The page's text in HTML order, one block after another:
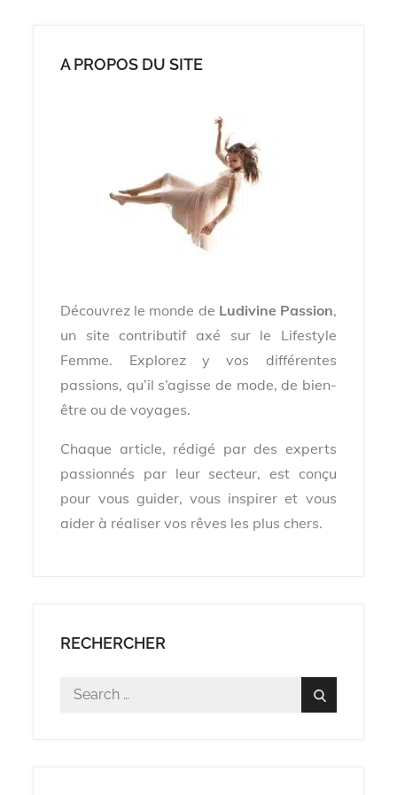
A PROPOS DU SITE
Découvrez le monde de Ludivine Passion,
un site contributif axé sur le Lifestyle
Femme. Explorez y vos différentes
passions, qu’il s’agisse de mode, de bien-
être ou de voyages.
Chaque article, rédigé par des experts
passionnés par leur secteur, est conçu
pour vous guider, vous inspirer et vous
aider à réaliser vos rêves les plus chers.
RECHERCHER
Search
Search